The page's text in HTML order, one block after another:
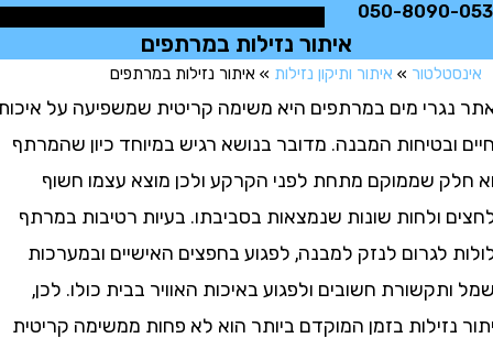
050-
איתור נזילות במרתפים
»איתור ותיקון נזילות »איתור נזילות במרתפים
מים במרתפים היא משימה קריטית שמשפיעה על איכות
המבנה. מדובר בנושא רגיש במיוחד כיון שהמרתף
שממוקם מתחת לפני הקרקע ולכן מוצא עצמו חשוף
ולחות שונות שנמצאות בסביבתו. בעיות רטיבות במרתף
לגרום לנזק למבנה, לפגוע בחפצים האישיים ובמערכות
חשובים ולפגוע באיכות האוויר בבית כולו. לכן,
בזמן המוקדם ביותר הוא לא פחות ממשימה קריטית